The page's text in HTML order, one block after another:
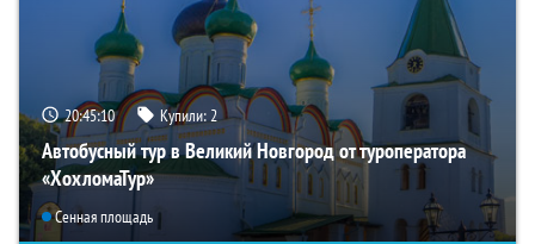
20:45:08 Купили:2
Автобусный тур в Великий Новгород от туроператора
«ХохломаТур»
Сенная площадь